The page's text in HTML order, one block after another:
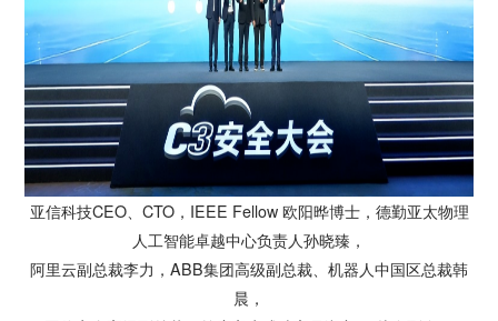
亚信科技CEO、CTO，IEEE Fellow 欧阳晔博士，德勤亚太物理
人工智能卓越中心负责人孙晓臻，
阿里云副总裁李力，ABB集团高级副总裁、机器人中国区总裁韩
晨，